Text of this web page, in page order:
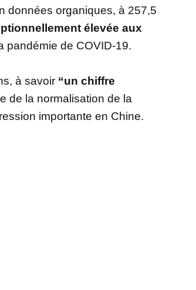
données organiques, à 257,5
élevée aux
pandémie de COVID-19.
à savoir “un chiffre
de la normalisation de la
importante en Chine.